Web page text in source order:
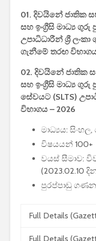
01. දිවයිනේ ජාතික
සහ ඉංග්‍රීසි මාධ්‍ය ගුරු
උපාධිධාරීන් ශ්‍රී
ගැනීමේ තරඟ විභාගය
02. දිවයිනේ ජාතික
සහ ඉංග්‍රීසි මාධ්‍ය ගුරු
සේවයට (SLTS)
විභාගය – 2026
මාධ්‍යය: සිංහල,
විෂයයන් 100+
වයස් සීමාව:
(2023.02.10
පුරප්පාඩු ගණන
Full Details
Full Details